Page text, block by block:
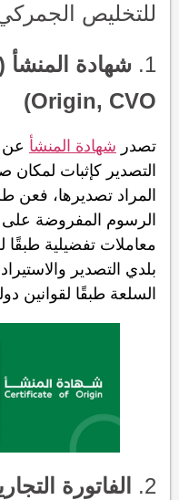
للتخليص
1.
Origin, CVO)
تصدر شهادة المنشأ عن
التصدير كإثبات لمكان
المراد تصديرها، فعن
الرسوم المفروضة على
معاملات تفضيلية طبقًا
بلدي التصدير
السلعة طبقًا لقوانين
2.